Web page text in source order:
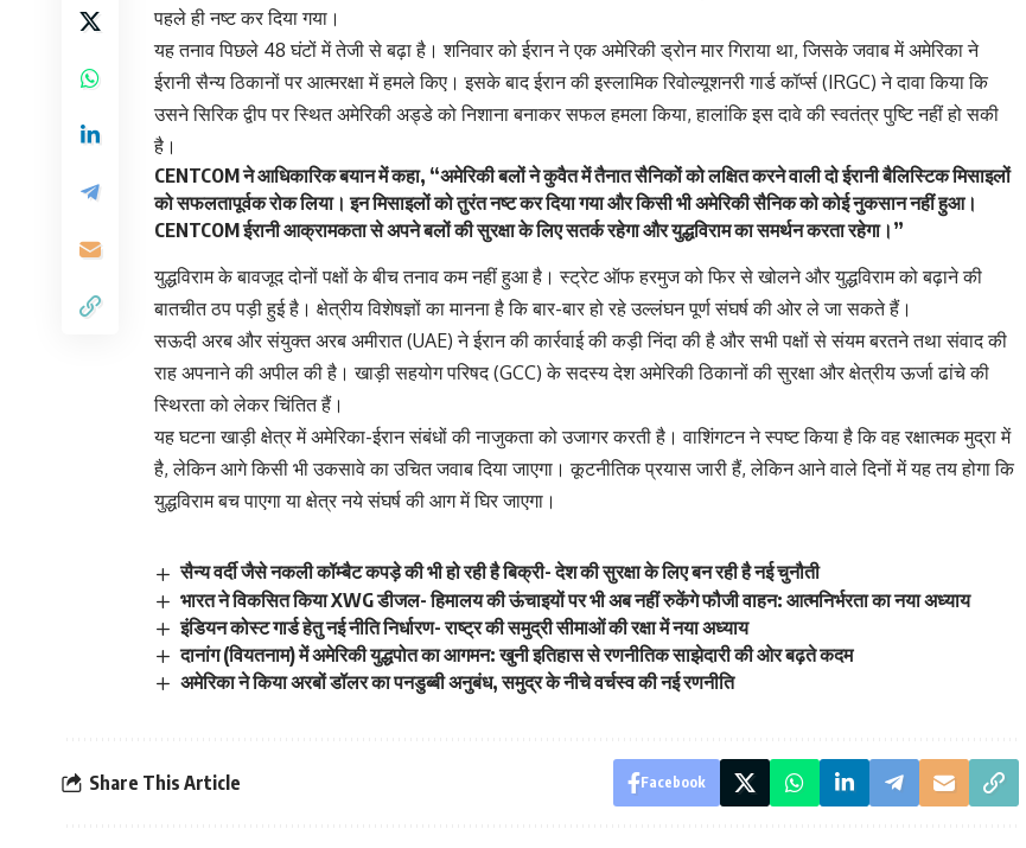
पहले ही नष्ट कर दिया गया।
यह तनाव पिछले 48 घंटों में तेजी से बढ़ा है। शनिवार को ईरान ने एक अमेरिकी ड्रोन मार गिराया था, जिसके जवाब में अमेरिका ने
ईरानी सैन्य ठिकानों पर आत्मरक्षा में हमले किए। इसके बाद ईरान की इस्लामिक रिवोल्यूशनरी गार्ड कॉर्प्स (IRGC) ने दावा किया कि
उसने सिरिक द्वीप पर स्थित अमेरिकी अड्डे को निशाना बनाकर सफल हमला किया, हालांकि इस दावे की स्वतंत्र पुष्टि नहीं हो सकी
है।
CENTCOM ने आधिकारिक बयान में कहा, “अमेरिकी बलों ने कुवैत में तैनात सैनिकों को लक्षित करने वाली दो ईरानी बैलिस्टिक मिसाइलों
को सफलतापूर्वक रोक लिया। इन मिसाइलों को तुरंत नष्ट कर दिया गया और किसी भी अमेरिकी सैनिक को कोई नुकसान नहीं हुआ।
CENTCOM ईरानी आक्रामकता से अपने बलों की सुरक्षा के लिए सतर्क रहेगा और युद्धविराम का समर्थन करता रहेगा।”
युद्धविराम के बावजूद दोनों पक्षों के बीच तनाव कम नहीं हुआ है। स्ट्रेट ऑफ हरमुज को फिर से खोलने और युद्धविराम को बढ़ाने की
बातचीत ठप पड़ी हुई है। क्षेत्रीय विशेषज्ञों का मानना है कि बार-बार हो रहे उल्लंघन पूर्ण संघर्ष की ओर ले जा सकते हैं।
सऊदी अरब और संयुक्त अरब अमीरात (UAE) ने ईरान की कार्रवाई की कड़ी निंदा की है और सभी पक्षों से संयम बरतने तथा संवाद की
राह अपनाने की अपील की है। खाड़ी सहयोग परिषद (GCC) के सदस्य देश अमेरिकी ठिकानों की सुरक्षा और क्षेत्रीय ऊर्जा ढांचे की
स्थिरता को लेकर चिंतित हैं।
यह घटना खाड़ी क्षेत्र में अमेरिका-ईरान संबंधों की नाजुकता को उजागर करती है। वाशिंगटन ने स्पष्ट किया है कि वह रक्षात्मक मुद्रा में
है, लेकिन आगे किसी भी उकसावे का उचित जवाब दिया जाएगा। कूटनीतिक प्रयास जारी हैं, लेकिन आने वाले दिनों में यह तय होगा कि
युद्धविराम बच पाएगा या क्षेत्र नये संघर्ष की आग में घिर जाएगा।
सैन्य वर्दी जैसे नकली कॉम्बैट कपड़े की भी हो रही है बिक्री- देश की सुरक्षा के लिए बन रही है नई चुनौती
भारत ने विकसित किया XWG डीजल- हिमालय की ऊंचाइयों पर भी अब नहीं रुकेंगे फौजी वाहन: आत्मनिर्भरता का नया अध्याय
इंडियन कोस्ट गार्ड हेतु नई नीति निर्धारण- राष्ट्र की समुद्री सीमाओं की रक्षा में नया अध्याय
दानांग (वियतनाम) में अमेरिकी युद्धपोत का आगमन: खुनी इतिहास से रणनीतिक साझेदारी की ओर बढ़ते कदम
अमेरिका ने किया अरबों डॉलर का पनडुब्बी अनुबंध, समुद्र के नीचे वर्चस्व की नई रणनीति
Share This Article Facebook